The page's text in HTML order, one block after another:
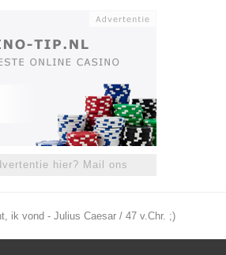
hier? Mail ons
ik vond - Julius Caesar / 47 v.Chr. ;)